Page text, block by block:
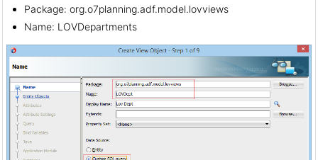
Package: org.o7planning.adf.model.lovviews
Name: LOVDepartments